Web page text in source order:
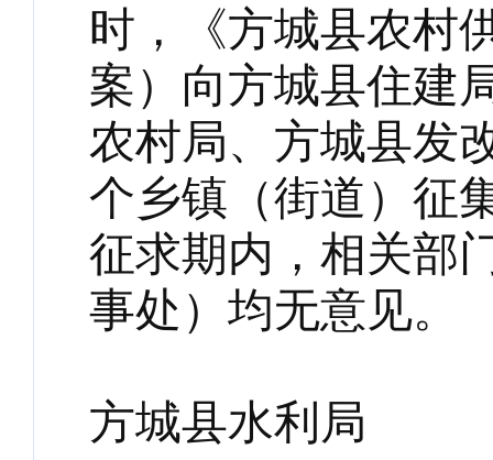
时，《方城县农村
案）向方城县住建
农村局、方城县发
个乡镇（街道）征
征求期内，相关部
事处）均无意见。
方城